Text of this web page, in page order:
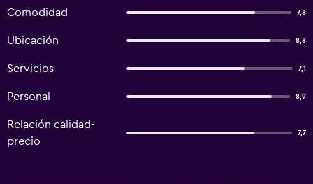
Comodidad 7,8
Ubicación 8,8
Servicios 7,1
Personal 8,9
Relación calidad-
precio
7,7